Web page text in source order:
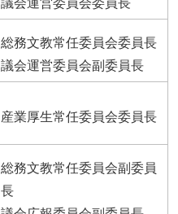
議会運営委員会委員長
総務文教常任委員会委員長
議会運営委員会副委員長
産業厚生常任委員会委員長
総務文教常任委員会副委員
長